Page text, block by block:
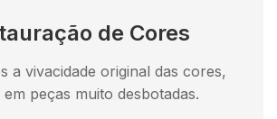
de Cores
a vivacidade original das cores,
em peças muito desbotadas.